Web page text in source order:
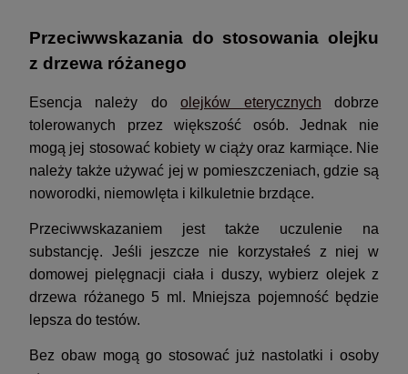
Przeciwwskazania do stosowania olejku
z drzewa różanego
Esencja należy doolejków eterycznych dobrze
tolerowanych przez większość osób. Jednak nie
mogą jej stosować kobiety w ciąży oraz karmiące. Nie
należy także używać jej w pomieszczeniach, gdzie są
noworodki, niemowlęta i kilkuletnie brzdące.
Przeciwwskazaniem jest także uczulenie na
substancję. Jeśli jeszcze nie korzystałeś z niej w
domowej pielęgnacji ciała i duszy, wybierz olejek z
drzewa różanego 5 ml. Mniejsza pojemność będzie
lepsza do testów.
Bez obaw mogą go stosować już nastolatki i osoby